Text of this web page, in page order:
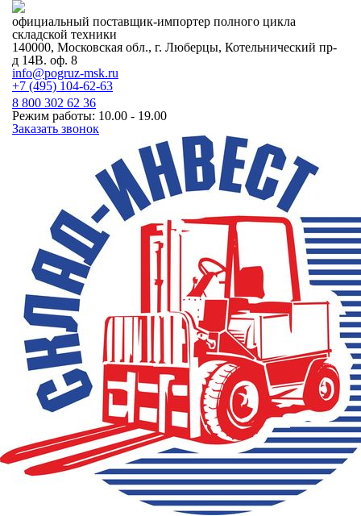
официальный поставщик-импортер полного цикла
складской техники
140000, Московская обл., г. Люберцы, Котельнический пр-
д 14В. оф. 8
info@pogruz-msk.ru
+7 (495) 104-62-63
8 800 302 62 36
Режим работы: 10.00 - 19.00
Заказать звонок